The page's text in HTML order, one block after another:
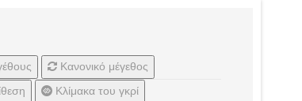
Κανονικό μέγεθος
Κλίμακα του γκρί